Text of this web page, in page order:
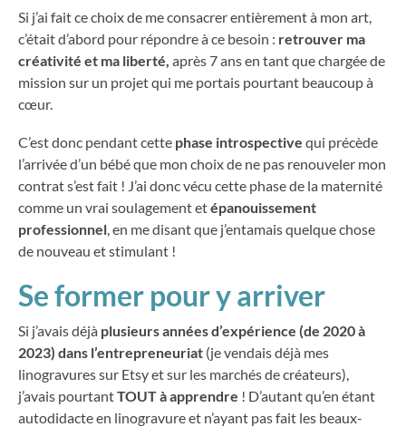
Si j’ai fait ce choix de me consacrer entièrement à mon art,
c’était d’abord pour répondre à ce besoin : retrouver ma
créativité et ma liberté, après 7 ans en tant que chargée de
mission sur un projet qui me portais pourtant beaucoup à
cœur.
C’est donc pendant cette phase introspective qui précède
l’arrivée d’un bébé que mon choix de ne pas renouveler mon
contrat s’est fait ! J’ai donc vécu cette phase de la maternité
comme un vrai soulagement etépanouissement
professionnel , en me disant que j’entamais quelque chose
de nouveau et stimulant !
Se former pour y arriver
Si j’avais déjà plusieurs années d’expérience (de 2020 à
2023) dans l’entrepreneuriat (je vendais déjà mes
linogravures sur Etsy et sur les marchés de créateurs),
j’avais pourtantTOUT à apprendre ! D’autant qu’en étant
autodidacte en linogravure et n’ayant pas fait les beaux-